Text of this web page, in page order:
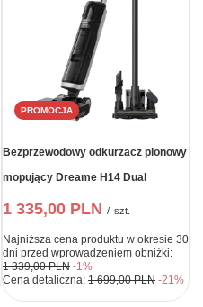
PROMOCJA
Bezprzewodowy odkurzacz pionowy
mopujący Dreame H14 Dual
1 335,00 PLN / szt.
Najniższa cena produktu w okresie 30
dni przed wprowadzeniem obniżki:
1 339,00 PLN -1%
Cena detaliczna: 1 699,00 PLN -21%